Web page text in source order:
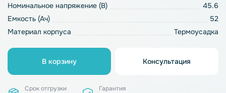
Номинальное напряжение (В)
45.6
Емкость (Ач)
52
Материал корпуса
Термоусадка
В корзину Консультация
Срок отгрузки Гарантия